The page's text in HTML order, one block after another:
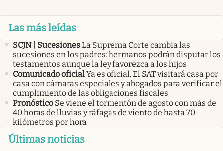
Las más leídas
SCJN | SucesionesLa Suprema Corte cambia las
sucesiones en los padres: hermanos podrán disputar los
testamentos aunque la ley favorezca a los hijos
Comunicado oficialYa es oficial. El SAT visitará casa por
casa con cámaras especiales y abogados para verificar el
cumplimiento de las obligaciones fiscales
Pronóstico Se viene el tormentón de agosto con más de
40 horas de lluvias y ráfagas de viento de hasta 70
kilómetros por hora
Últimas noticias